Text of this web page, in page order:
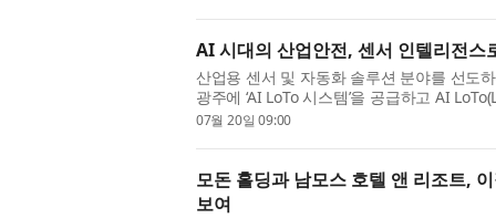
AI 시대의 산업안전, 센서 인텔리전스
산업용 센서 및 자동화 솔루션 분야를 선도
광주에 ‘AI LoTo 시스템’을 공급하고 AI
대에 본격 나선다. 최근 제조업...
07월 20일 09:00
모돈 홀딩과 남모스 호텔 앤 리조트,
보여